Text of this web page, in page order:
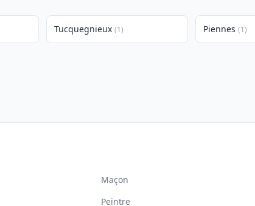
Tucquegnieux (1) Piennes (1)
Maçon
Peintre